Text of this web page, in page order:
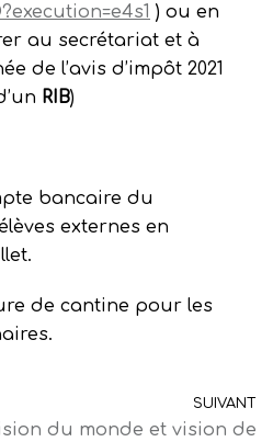
) ou en
au secrétariat et à
de l’avis d’impôt 2021
RIB)
bancaire du
externes en
de cantine pour les
SUIVANT
du monde et vision de